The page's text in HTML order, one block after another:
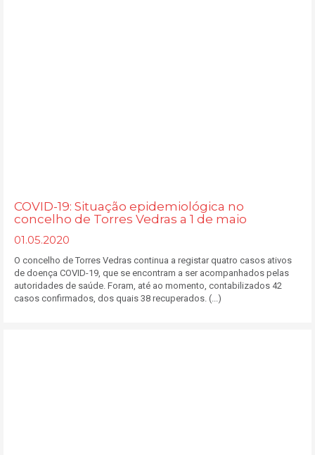
COVID-19: Situação epidemiológica no
concelho de Torres Vedras a 1 de maio
01.05.2020
O concelho de Torres Vedras continua a registar quatro casos ativos
de doença COVID-19, que se encontram a ser acompanhados pelas
autoridades de saúde. Foram, até ao momento, contabilizados 42
casos confirmados, dos quais 38 recuperados. (...)